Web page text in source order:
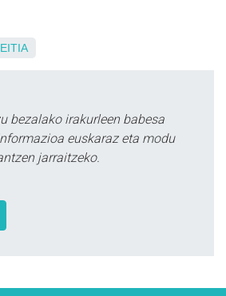
bezalako irakurleen babesa
euskaraz eta modu
jarraitzeko.